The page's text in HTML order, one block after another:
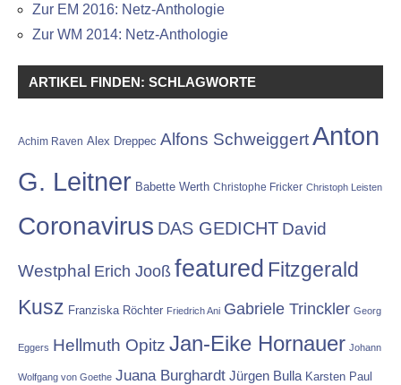
Zur EM 2016: Netz-Anthologie
Zur WM 2014: Netz-Anthologie
ARTIKEL FINDEN: SCHLAGWORTE
Achim Raven Alex Dreppec Alfons Schweiggert Anton
G. Leitner Babette Werth Christophe Fricker Christoph Leisten
Coronavirus DAS GEDICHT David
Westphal Erich Jooß featured Fitzgerald
Kusz Franziska Röchter Friedrich Ani Gabriele Trinckler Georg
Eggers Hellmuth Opitz Jan-Eike Hornauer Johann
Wolfgang von Goethe Juana Burghardt Jürgen Bulla Karsten Paul